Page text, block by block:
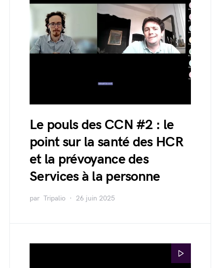
Le pouls des CCN #2 : le
point sur la santé des HCR
et la prévoyance des
Services à la personne
par Tripalio 26 juin 2025